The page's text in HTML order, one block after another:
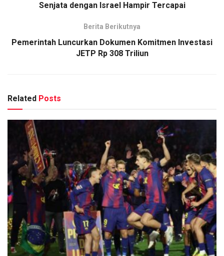
Senjata dengan Israel Hampir Tercapai
Berita Berikutnya
Pemerintah Luncurkan Dokumen Komitmen Investasi
JETP Rp 308 Triliun
Related Posts